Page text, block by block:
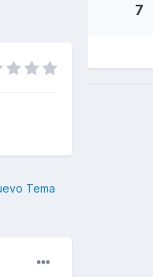
Tema
7